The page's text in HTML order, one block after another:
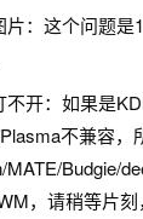
：这个问题是
开：如果是
不兼容
Budgie/
，请稍等片刻